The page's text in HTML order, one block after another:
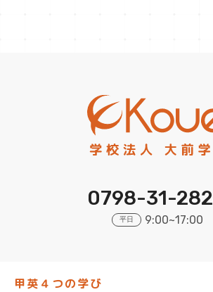
0798-31-
平日 9:00~17:00
甲英４つの学び